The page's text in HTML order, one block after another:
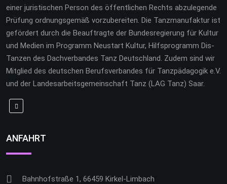
einer juristischen Person des öffentlichen Rechts abzulegende
Prüfung ordnungsgemäß vorzubereiten. Die Tanzmanufaktur ist
gefördert durch die Beauftragte der Bundesregierung für Kultur
und Medien im Programm Neustart Kultur, Hilfsprogramm Dis-
Tanzen des Dachverbandes Tanz Deutschland. Zudem sind wir
Mitglied des deutschen Berufsverbandes für Tanzpädagogik e.V.
und der Landesarbeitsgemeinschaft Tanz (LAG Tanz) Saar.
ANFAHRT
Bahnhofstraße 1, 66459 Kirkel-Limbach